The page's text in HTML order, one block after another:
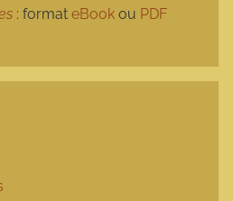
: format eBook ou PDF